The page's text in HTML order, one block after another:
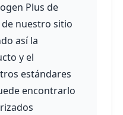
Plus de
nuestro sitio
así la
y el
estándares
encontrarlo